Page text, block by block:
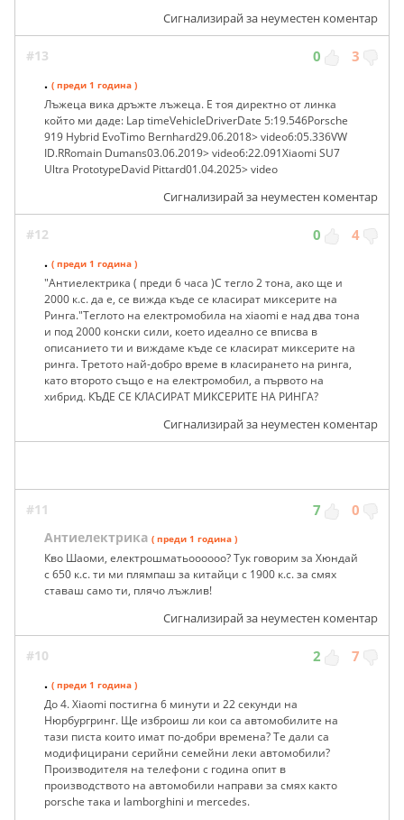
Сигнализирай за неуместен коментар
#13 0 3
. ( преди 1 година )
Лъжеца вика дръжте лъжеца. Е тоя директно от линка
който ми даде: Lap timeVehicleDriverDate 5:19.546Porsche
919 Hybrid EvoTimo Bernhard29.06.2018> video6:05.336VW
ID.RRomain Dumans03.06.2019> video6:22.091Xiaomi SU7
Ultra PrototypeDavid Pittard01.04.2025> video
Сигнализирай за неуместен коментар
#12 0 4
. ( преди 1 година )
"Антиелектрика ( преди 6 часа )С тегло 2 тона, ако ще и
2000 к.с. да е, се вижда къде се класират миксерите на
Ринга."Теглото на електромобила на xiaomi е над два тона
и под 2000 конски сили, което идеално се вписва в
описанието ти и виждаме къде се класират миксерите на
ринга. Третото най-добро време в класирането на ринга,
като второто също е на електромобил, а първото на
хибрид. КЪДЕ СЕ КЛАСИРАТ МИКСЕРИТЕ НА РИНГА?
Сигнализирай за неуместен коментар
#11 7 0
Антиелектрика ( преди 1 година )
Кво Шаоми, електрошматьоооооо? Тук говорим за Хюндай
с 650 к.с. ти ми плямпаш за китайци с 1900 к.с. за смях
ставаш само ти, плячо лъжлив!
Сигнализирай за неуместен коментар
#10 2 7
. ( преди 1 година )
До 4. Xiaomi постигна 6 минути и 22 секунди на
Нюрбургринг. Ще изброиш ли кои са автомобилите на
тази писта които имат по-добри времена? Те дали са
модифицирани серийни семейни леки автомобили?
Производителя на телефони с година опит в
производството на автомобили направи за смях както
porsche така и lamborghini и mercedes.